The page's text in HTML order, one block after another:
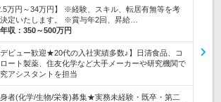
万円～34万円】 ※経験、スキル、転居有無等を考
定いたします。 ※賞与年2回、昇給…
収： 350～500万円
デビュー歓迎★20代の入社実績多数♪】日清食品、コ
ート製薬、住友化学など大手メーカーや研究機関で
アシスタントを担当
身者(化学/生物/栄養)募集★実務未経験・既卒・第二